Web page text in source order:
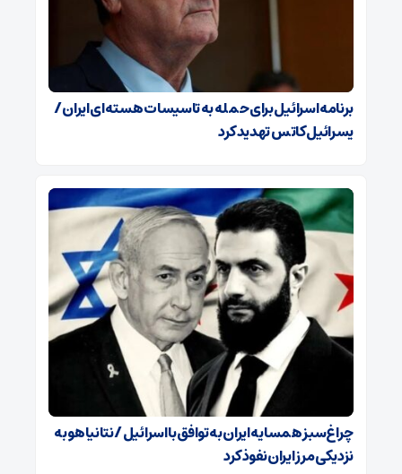
برنامه اسرائیل برای حمله به تاسیسات هسته‌ای ایران /
یسرائیل کاتس تهدید کرد
چراغ‌سبز همسایه ایران به توافق با اسرائیل / نتانیاهو به
نزدیکی مرز ایران نفوذ کرد